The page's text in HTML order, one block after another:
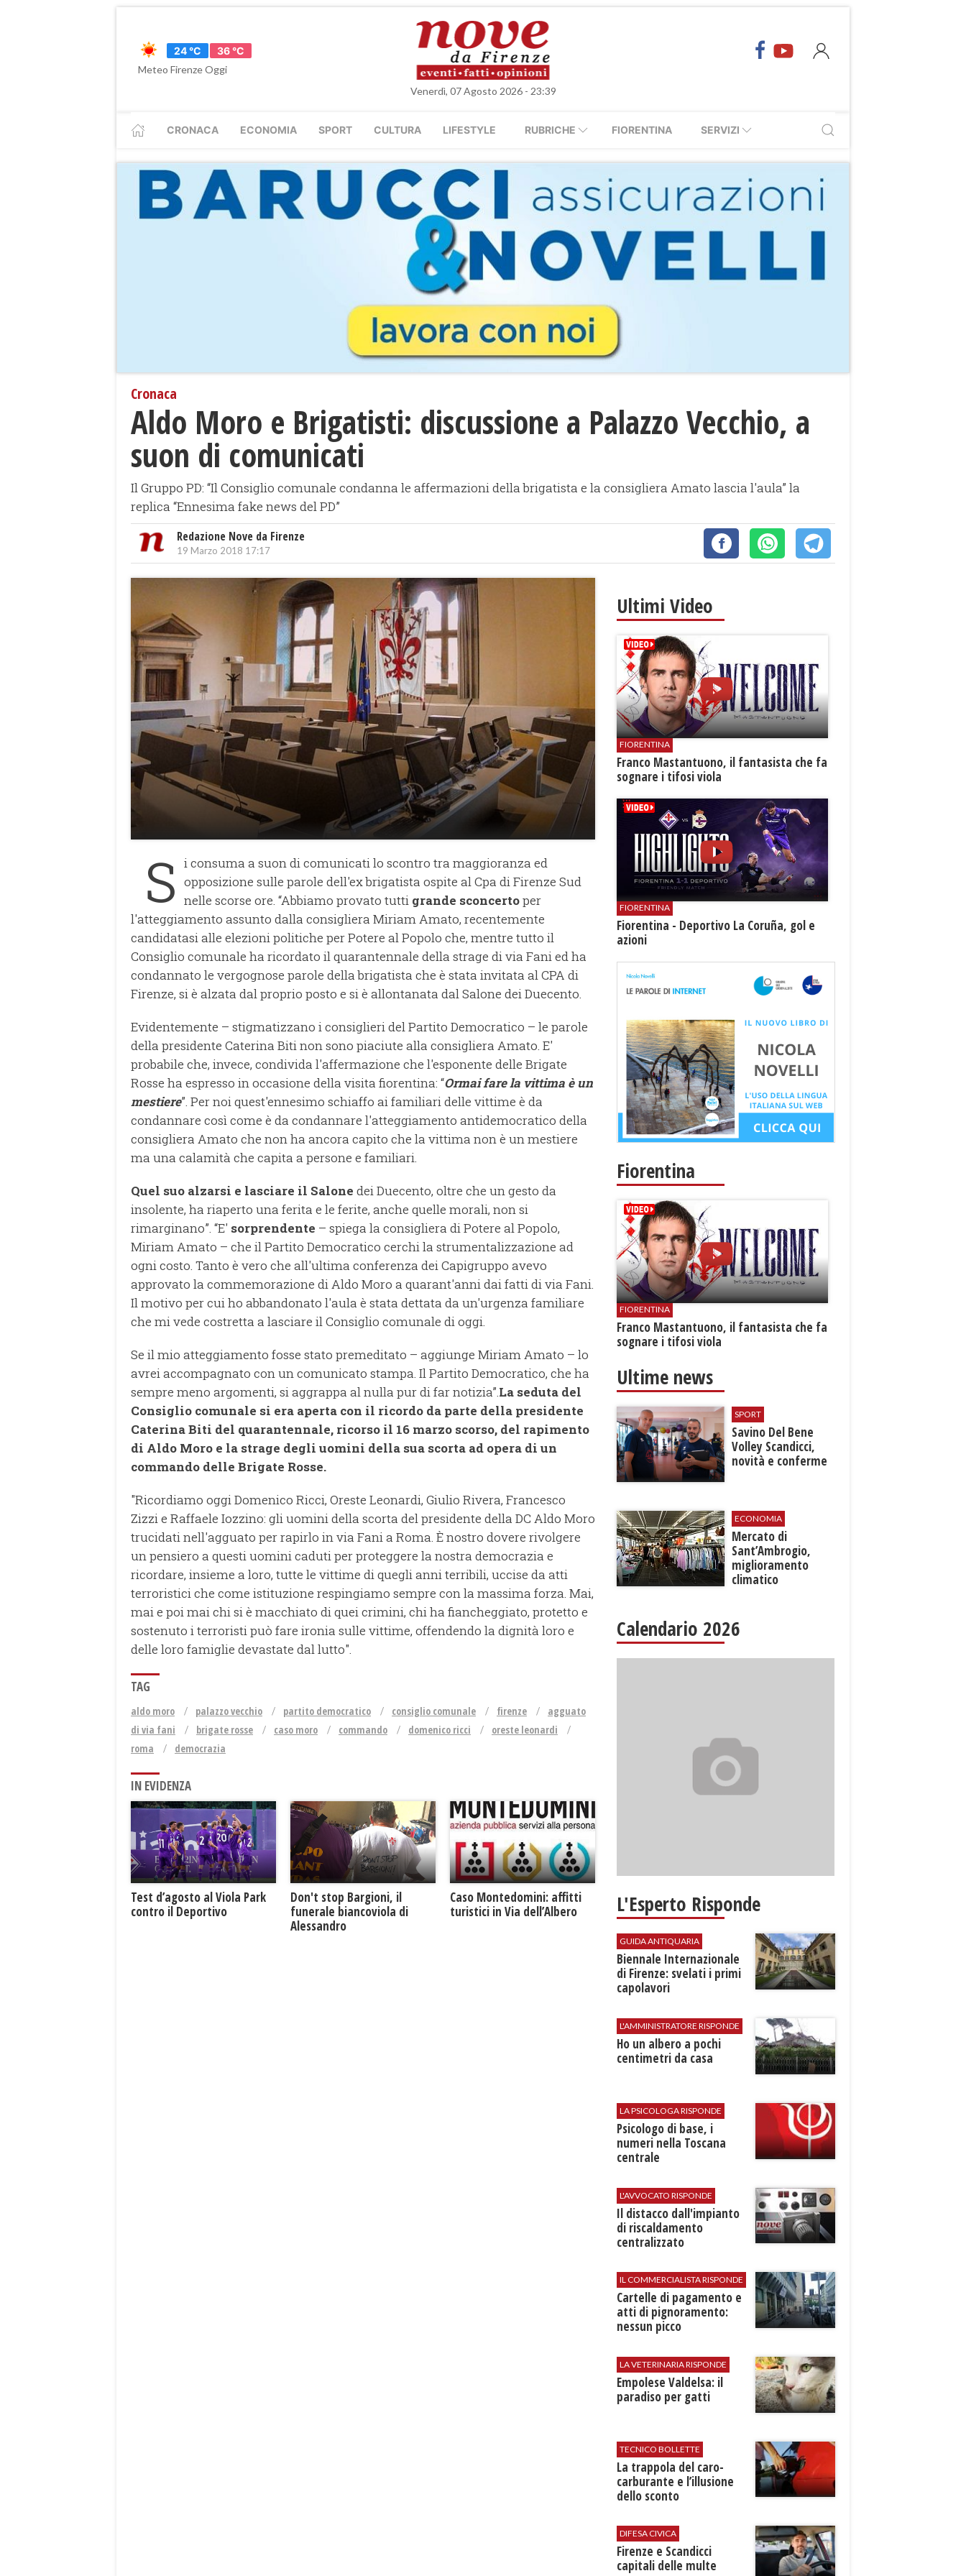
24 °C
36 °C
Meteo Firenze Oggi
Venerdì, 07 Agosto 2026 - 23:39
CRONACA ECONOMIA SPORT CULTURA LIFESTYLE RUBRICHE FIORENTINA SERVIZI
Cronaca
Aldo Moro e Brigatisti: discussione a Palazzo Vecchio, a
suon di comunicati
Il Gruppo PD: “Il Consiglio comunale condanna le affermazioni della brigatista e la consigliera Amato lascia l'aula” la
replica “Ennesima fake news del PD”
Redazione Nove da Firenze
19 Marzo 2018 17:17
S i consuma a suon di comunicati lo scontro tra maggioranza ed
opposizione sulle parole dell'ex brigatista ospite al Cpa di Firenze Sud
nelle scorse ore. “Abbiamo provato tutti grande sconcertoper
l'atteggiamento assunto dalla consigliera Miriam Amato, recentemente
candidatasi alle elezioni politiche per Potere al Popolo che, mentre tutto il
Consiglio comunale ha ricordato il quarantennale della strage di via Fani ed ha
condannato le vergognose parole della brigatista che è stata invitata al CPA di
Firenze, si è alzata dal proprio posto e si è allontanata dal Salone dei Duecento.
Evidentemente – stigmatizzano i consiglieri del Partito Democratico – le parole
della presidente Caterina Biti non sono piaciute alla consigliera Amato. E'
probabile che, invece, condivida l'affermazione che l'esponente delle Brigate
Rosse ha espresso in occasione della visita fiorentina: “Ormai fare la vittima è un
mestiere”. Per noi quest'ennesimo schiaffo ai familiari delle vittime è da
condannare così come è da condannare l'atteggiamento antidemocratico della
consigliera Amato che non ha ancora capito che la vittima non è un mestiere
ma una calamità che capita a persone e familiari.
Quel suo alzarsi e lasciare il Salone dei Duecento, oltre che un gesto da
insolente, ha riaperto una ferita e le ferite, anche quelle morali, non si
rimarginano”. “E' sorprendente – spiega la consigliera di Potere al Popolo,
Miriam Amato – che il Partito Democratico cerchi la strumentalizzazione ad
ogni costo. Tanto è vero che all'ultima conferenza dei Capigruppo avevo
approvato la commemorazione di Aldo Moro a quarant'anni dai fatti di via Fani.
Il motivo per cui ho abbandonato l'aula è stata dettata da un'urgenza familiare
che mi vede costretta a lasciare il Consiglio comunale di oggi.
Se il mio atteggiamento fosse stato premeditato – aggiunge Miriam Amato – lo
avrei accompagnato con un comunicato stampa. Il Partito Democratico, che ha
sempre meno argomenti, si aggrappa al nulla pur di far notizia”.La seduta del
Consiglio comunale si era aperta con il ricordo da parte della presidente
Caterina Biti del quarantennale, ricorso il 16 marzo scorso, del rapimento
di Aldo Moro e la strage degli uomini della sua scorta ad opera di un
commando delle Brigate Rosse.
"Ricordiamo oggi Domenico Ricci, Oreste Leonardi, Giulio Rivera, Francesco
Zizzi e Raffaele Iozzino: gli uomini della scorta del presidente della DC Aldo Moro
trucidati nell'agguato per rapirlo in via Fani a Roma. È nostro dovere rivolgere
un pensiero a questi uomini caduti per proteggere la nostra democrazia e
ricordare, insieme a loro, tutte le vittime di quegli anni terribili, uccise da atti
terroristici che come istituzione respingiamo sempre con la massima forza. Mai,
mai e poi mai chi si è macchiato di quei crimini, chi ha fiancheggiato, protetto e
sostenuto i terroristi può fare ironia sulle vittime, offendendo la dignità loro e
delle loro famiglie devastate dal lutto".
TAG
aldo moro palazzo vecchio partito democratico consiglio comunale firenze
agguato
di via fani
brigate rosse caso moro commando domenico ricci
oreste leonardi
roma
democrazia
IN EVIDENZA
Test d’agosto al Viola Park
contro il Deportivo
Don't stop Bargioni, il
funerale biancoviola di
Alessandro
Caso Montedomini: affitti
turistici in Via dell’Albero
Ultimi Video
FIORENTINA
Franco Mastantuono, il fantasista che fa
sognare i tifosi viola
FIORENTINA
Fiorentina - Deportivo La Coruña, gol e
azioni
Fiorentina
FIORENTINA
Franco Mastantuono, il fantasista che fa
sognare i tifosi viola
Ultime news
SPORT
Savino Del Bene
Volley Scandicci,
novità e conferme
ECONOMIA
Mercato di
Sant’Ambrogio,
miglioramento
climatico
Calendario 2026
L'Esperto Risponde
GUIDA ANTIQUARIA
Biennale Internazionale
di Firenze: svelati i primi
capolavori
L'AMMINISTRATORE RISPONDE
Ho un albero a pochi
centimetri da casa
LA PSICOLOGA RISPONDE
Psicologo di base, i
numeri nella Toscana
centrale
L'AVVOCATO RISPONDE
Il distacco dall'impianto
di riscaldamento
centralizzato
IL COMMERCIALISTA RISPONDE
Cartelle di pagamento e
atti di pignoramento:
nessun picco
LA VETERINARIA RISPONDE
Empolese Valdelsa: il
paradiso per gatti
TECNICO BOLLETTE
​La trappola del caro-
carburante e l’illusione
dello sconto
DIFESA CIVICA
Firenze e Scandicci
capitali delle multe